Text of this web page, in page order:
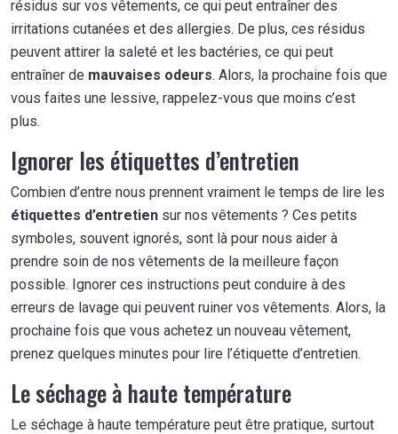
résidus sur vos vêtements, ce qui peut entraîner des
irritations cutanées et des allergies. De plus, ces résidus
peuvent attirer la saleté et les bactéries, ce qui peut
entraîner de mauvaises odeurs. Alors, la prochaine fois que
vous faites une lessive, rappelez-vous que moins c’est
plus.
Ignorer les étiquettes d’entretien
Combien d’entre nous prennent vraiment le temps de lire les
étiquettes d’entretien sur nos vêtements ? Ces petits
symboles, souvent ignorés, sont là pour nous aider à
prendre soin de nos vêtements de la meilleure façon
possible. Ignorer ces instructions peut conduire à des
erreurs de lavage qui peuvent ruiner vos vêtements. Alors, la
prochaine fois que vous achetez un nouveau vêtement,
prenez quelques minutes pour lire l’étiquette d’entretien.
Le séchage à haute température
Le séchage à haute température peut être pratique, surtout